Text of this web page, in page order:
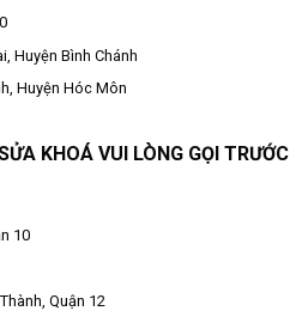
Huyện Bình Chánh
Huyện Hóc Môn
KHOÁ VUI LÒNG GỌI TRƯỚC
10
Quận 12